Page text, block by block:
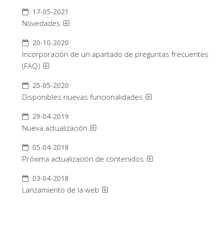
17-05-2021
Novedades
20-10-2020
Incorporación de un apartado de preguntas frecuentes
(FAQ)
25-05-2020
Disponibles nuevas funcionalidades
29-04-2019
Nueva actualización
05-04-2018
Próxima actualización de contenidos
03-04-2018
Lanzamiento de la web